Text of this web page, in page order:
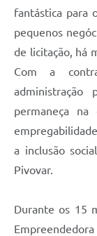
fantástica para
pequenos
de licitação, há
Com a
permaneça
a inclusão
Pivovar.
Durante os 15